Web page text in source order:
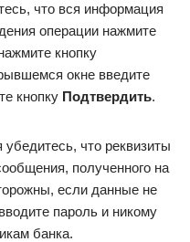
что вся информация
операции нажмите
кнопку
окне введите
кнопку Подтвердить.
что реквизиты
полученного на
если данные не
пароль и никому
банка.